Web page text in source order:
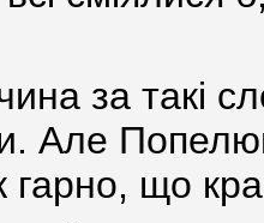
за такі
Але
гарно, що